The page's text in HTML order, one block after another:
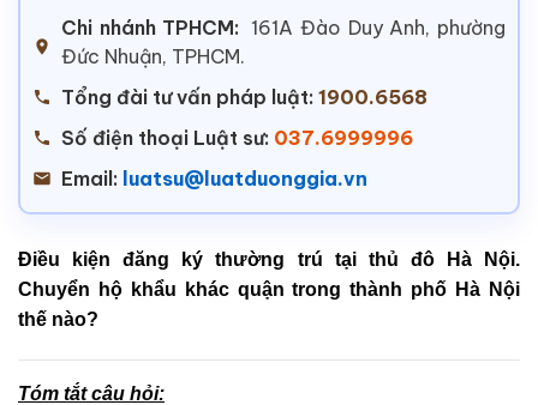
Chi nhánh TPHCM: 161A Đào Duy Anh, phường
Đức Nhuận, TPHCM.
Tổng đài tư vấn pháp luật: 1900.6568
Số điện thoại Luật sư: 037.6999996
Email: luatsu@luatduonggia.vn
Điều kiện đăng ký thường trú tại thủ đô Hà Nội.
Chuyển hộ khẩu khác quận trong thành phố Hà Nội
thế nào?
Tóm tắt câu hỏi: